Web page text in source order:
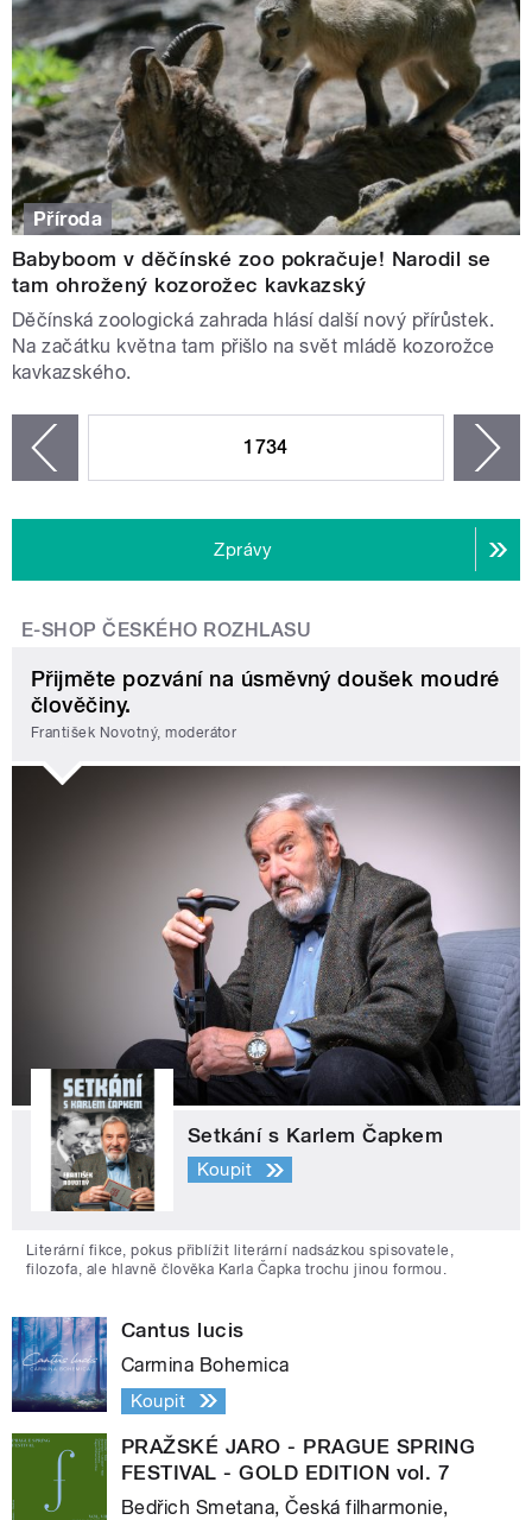
Příroda
Babyboom v děčínské zoo pokračuje! Narodil se
tam ohrožený kozorožec kavkazský
Děčínská zoologická zahrada hlásí další nový přírůstek.
Na začátku května tam přišlo na svět mládě kozorožce
kavkazského.
1734
Zprávy
E-SHOP ČESKÉHO ROZHLASU
Přijměte pozvání na úsměvný doušek moudré
člověčiny.
František Novotný, moderátor
Setkání s Karlem Čapkem
Koupit
Literární fikce, pokus přiblížit literární nadsázkou spisovatele,
filozofa, ale hlavně člověka Karla Čapka trochu jinou formou.
Cantus lucis
Carmina Bohemica
Koupit
PRAŽSKÉ JARO - PRAGUE SPRING
FESTIVAL - GOLD EDITION vol. 7
Bedřich Smetana, Česká filharmonie,